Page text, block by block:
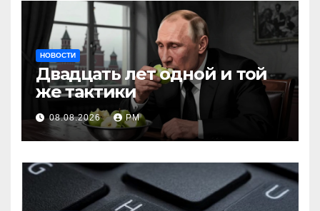
НОВОСТИ
Двадцать лет одной и той
же тактики
08.08.2026 РМ